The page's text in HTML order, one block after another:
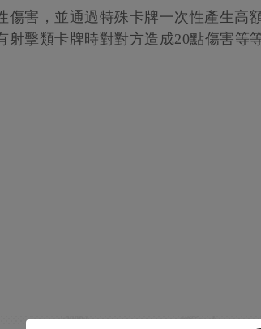
害，並通過特殊卡牌一次性產生高
擊類卡牌時對對方造成20點傷害等等